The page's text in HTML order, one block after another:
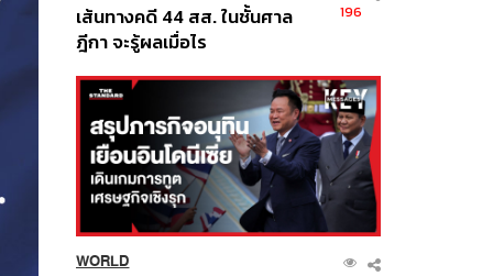
เส้นทางคดี 44 สส. ในชั้นศาล
ฎีกา จะรู้ผลเมื่อไร
196
WORLD